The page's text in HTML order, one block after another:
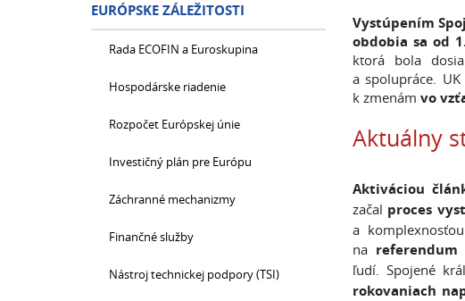
Vystúpením
obdobia sa od
ktorá bola
a spolupráce. UK
k zmenám vo
Aktuálny
Aktiváciou
začal proces
a
na
ľudí. Spojené
rokovaniach
EURÓPSKE ZÁLEŽITOSTI
Rada ECOFIN a Euroskupina
Hospodárske riadenie
Rozpočet Európskej únie
Investičný plán pre Európu
Záchranné mechanizmy
Finančné služby
Nástroj technickej podpory (TSI)